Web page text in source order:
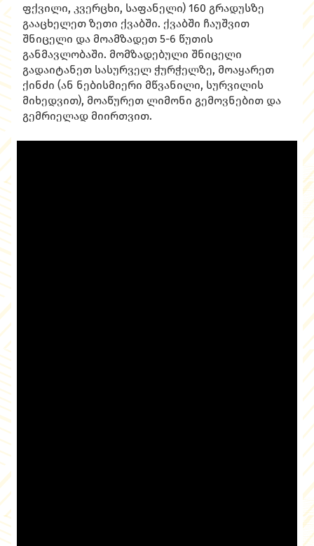
ფქვილი, კვერცხი, საფანელი) 160 გრადუსზე
გააცხელეთ ზეთი ქვაბში. ქვაბში ჩაუშვით
შნიცელი და მოამზადეთ 5-6 წუთის
განმავლობაში. მომზადებული შნიცელი
გადაიტანეთ სასურველ ჭურჭელზე, მოაყარეთ
ქინძი (ან ნებისმიერი მწვანილი, სურვილის
მიხედვით), მოაწურეთ ლიმონი გემოვნებით და
გემრიელად მიირთვით.